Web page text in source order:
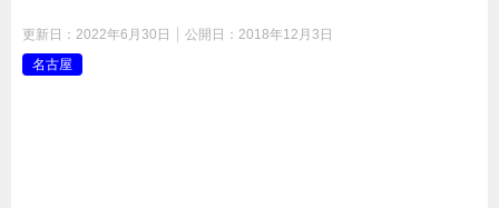
更新日： 2022年6月30日 公開日： 2018年12月3日
名古屋